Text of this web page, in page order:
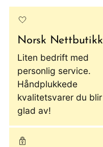
Norsk Nettbutikk
Liten bedrift med
personlig service.
Håndplukkede
kvalitetsvarer du blir
glad av!